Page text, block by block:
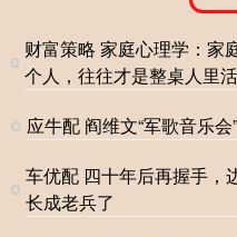
财富策略 家庭心理学：家
个人，往往才是整桌人里
应牛配 阎维文“军歌音乐会
车优配 四十年后再握手，
长成老兵了